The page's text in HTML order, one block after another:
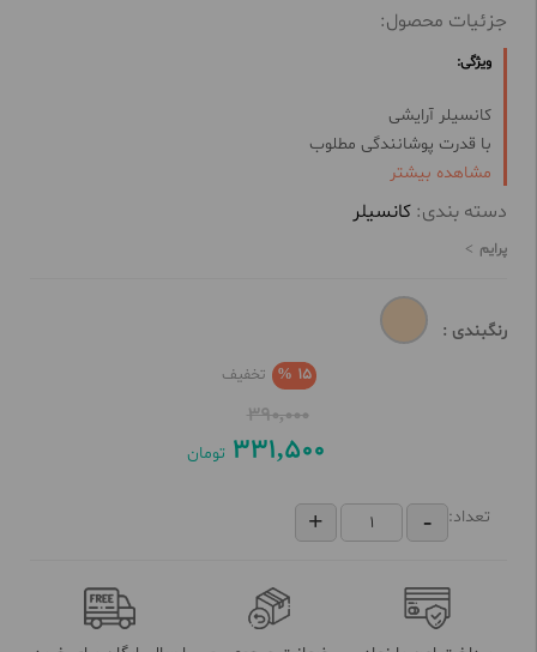
جزئیات محصول:
ویژگی:
کانسیلر آرایشی
با قدرت پوشانندگی مطلوب
جلوه مات و طبیعی
بافت نرم و سبک
پوشاندن تیرگی دور چشم
آبرسان و مرطوب کننده
مشاهده بیشتر
دسته بندی: کانسیلر
پرایم
رنگبندی :
15 % تخفیف
390,000
331,500 تومان
تعداد: